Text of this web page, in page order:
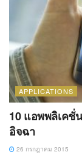
APPLICATIONS
10 แอพพลิเคชั่
อิจฉา
26 กรกฎาคม 2015